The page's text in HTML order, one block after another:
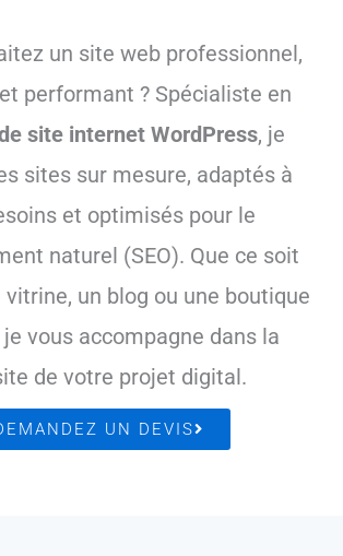
un site web professionnel,
performant ? Spécialiste en
site internet WordPress, je
sites sur mesure, adaptés à
et optimisés pour le
naturel (SEO). Que ce soit
un blog ou une boutique
je vous accompagne dans la
de votre projet digital.
UN DEVIS